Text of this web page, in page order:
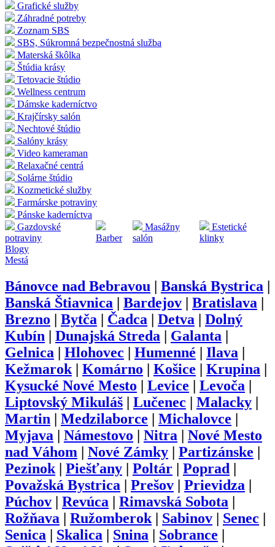
Grafické služby
Záhradné potreby
Zoznam SBS
SBS, Súkromná bezpečnostná služba
Materská škôlka
Štúdia krásy
Tetovacie štúdio
Wellness centrum
Dámske kaderníctvo
Krajčírsky salón
Nechtové štúdio
Salóny krásy
Video kameraman
Relaxačné centrá
Solárne štúdio
Kozmetické služby
Farmárske potraviny
Pánske kaderníctva
Gazdovské
potraviny
Barber
Masážny
salón
Estetické
klinky
Blogy
Mestá
Bánovce nad Bebravou Banská Bystrica
Banská Štiavnica
Bardejov Bratislava
Brezno
Bytča Čadca Detva
Dolný
Kubín
Dunajská Streda Galanta
Gelnica
Hlohovec Humenné Ilava
Kežmarok| Komárno Košice Krupina
Kysucké Nové Mesto
Levice Levoča
Liptovský Mikuláš
Lučenec Malacky
Martin
Medzilaborce Michalovce
Myjava
Námestovo Nitra
Nové Mesto
nad Váhom
Nové Zámky Partizánske
Pezinok| Piešťany Poltár Poprad
Považská Bystrica
Prešov Prievidza
Púchov
Revúca Rimavská Sobota
Rožňava
Ružomberok| Sabinov Senec
Senica
Skalica Snina Sobrance